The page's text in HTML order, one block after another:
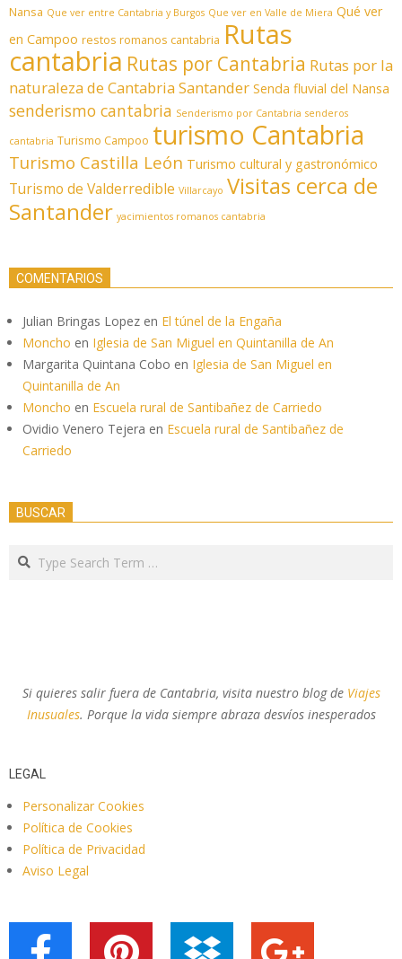
Nansa Que ver entre Cantabria y Burgos Que ver en Valle de Miera Qué ver
en Campoo restos romanos cantabria Rutas
cantabria Rutas por Cantabria Rutas por la
naturaleza de CantabriaSantander Senda fluvial del Nansa
senderismo cantabria Senderismo por Cantabria senderos
cantabria Turismo Campoo turismo Cantabria
Turismo Castilla León Turismo cultural y gastronómico
Turismo de Valderredible Villarcayo Visitas cerca de
Santander yacimientos romanos cantabria
COMENTARIOS
Julian Bringas Lopez en El túnel de la Engaña
Moncho en Iglesia de San Miguel en Quintanilla de An
Margarita Quintana Cobo en Iglesia de San Miguel en
Quintanilla de An
Moncho en Escuela rural de Santibañez de Carriedo
Ovidio Venero Tejera en Escuela rural de Santibañez de
Carriedo
BUSCAR
Search
Si quieres salir fuera de Cantabria, visita nuestro blog de Viajes
Inusuales. Porque la vida siempre abraza desvíos inesperados
LEGAL
Personalizar Cookies
Política de Cookies
Política de Privacidad
Aviso Legal